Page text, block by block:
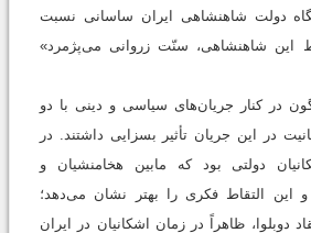
دولت شاهنشاهی ایران ساسانی نسبت
شاهنشاهی، سنّت زروانی می‌پژمرد»
در کنار جریان‌های سیاسی و دینی با دو
در این جریان تأثیر بسزایی داشتند. در
دولتی بود که مابین هخامنشیان و
این التقاط فکری را بهتر نشان می‌دهد؛
دوبلوا، ظاهراً در زمان اشکانیان در ایران